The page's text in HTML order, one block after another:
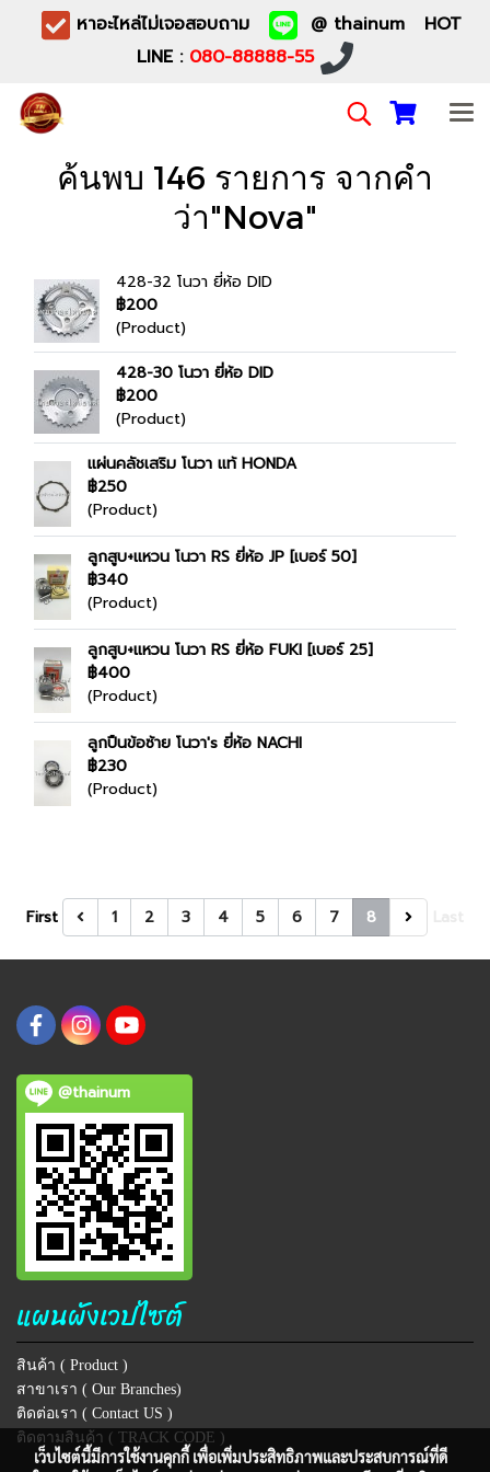
หาอะไหล่ไม่เจอสอบถาม
@ thainum HOT
LINE : 080-88888-55
ค้นพบ 146 รายการ จากคำ
ว่า"Nova"
428-32 โนวา ยี่ห้อ DID
฿200
(Product)
428-30 โนวา ยี่ห้อ DID
฿200
(Product)
แผ่นคลัชเสริม โนวา แท้ HONDA
฿250
(Product)
ลูกสูบ+แหวน โนวา RS ยี่ห้อ JP [เบอร์ 50]
฿340
(Product)
ลูกสูบ+แหวน โนวา RS ยี่ห้อ FUKI [เบอร์ 25]
฿400
(Product)
ลูกปืนข้อซ้าย โนวา's ยี่ห้อ NACHI
฿230
(Product)
First 1 2 3 4 5 6 7 8
@thainum
แผนผังเวปไซต์
สินค้า ( Product )
สาขาเรา ( Our Branches)
ติดต่อเรา ( Contact US )
ติดตามสินค้า ( TRACK CODE )
เว็บไซต์นี้มีการใช้งานคุกกี้ เพื่อเพิ่มประสิทธิภาพและประสบการณ์ที่ดี